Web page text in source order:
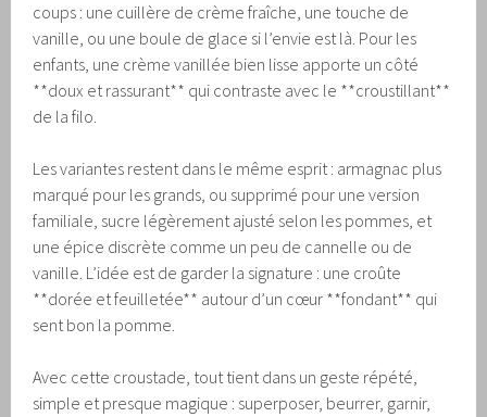
coups : une cuillère de crème fraîche, une touche de
vanille, ou une boule de glace si l’envie est là. Pour les
enfants, une crème vanillée bien lisse apporte un côté
**doux et rassurant** qui contraste avec le **croustillant**
de la filo.
Les variantes restent dans le même esprit : armagnac plus
marqué pour les grands, ou supprimé pour une version
familiale, sucre légèrement ajusté selon les pommes, et
une épice discrète comme un peu de cannelle ou de
vanille. L’idée est de garder la signature : une croûte
**dorée et feuilletée** autour d’un cœur **fondant** qui
sent bon la pomme.
Avec cette croustade, tout tient dans un geste répété,
simple et presque magique : superposer, beurrer, garnir,